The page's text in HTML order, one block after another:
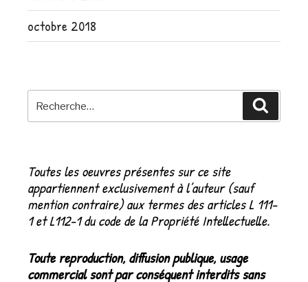
octobre 2018
Recherche
pour
Toutes les oeuvres présentes sur ce site
appartiennent exclusivement à l’auteur (sauf
mention contraire) aux termes des articles L 111-
1 et L112-1 du code de la Propriété Intellectuelle.
Toute reproduction, diffusion publique, usage
commercial sont par conséquent interdits sans